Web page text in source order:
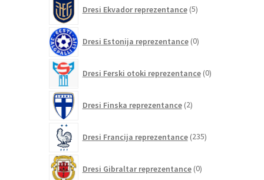
Dresi Ekvador reprezentance 5izdelkov
Dresi Estonija reprezentance 0izdelkov
Dresi Ferski otoki reprezentance 0izdelkov
Dresi Finska reprezentance 2izdelka
Dresi Francija reprezentance 235izdelkov
Dresi Gibraltar reprezentance 0izdelkov